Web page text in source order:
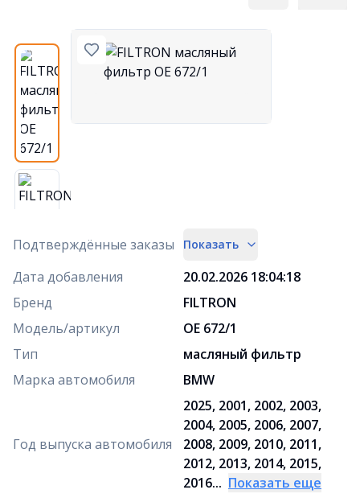
Подтверждённые заказы Показать
Дата добавления
20.02.2026 18:04:18
Бренд
FILTRON
Модель/артикул
OE 672/1
Тип
масляный фильтр
Марка автомобиля
BMW
Год выпуска автомобиля
2025, 2001, 2002, 2003,
2004, 2005, 2006, 2007,
2008, 2009, 2010, 2011,
2012, 2013, 2014, 2015,
2016... Показать еще